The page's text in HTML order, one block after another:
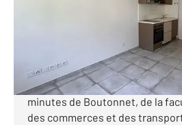
Appartement T2 à vendre
187 800 €
C à Vendre à Montpellier
l'entrée du quartier des
minutes de Boutonnet, de la
des commerces et des